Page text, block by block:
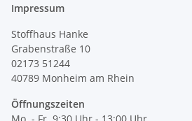
Impressum
Stoffhaus Hanke
Grabenstraße 10
02173 51244
40789 Monheim am Rhein
Öffnungszeiten